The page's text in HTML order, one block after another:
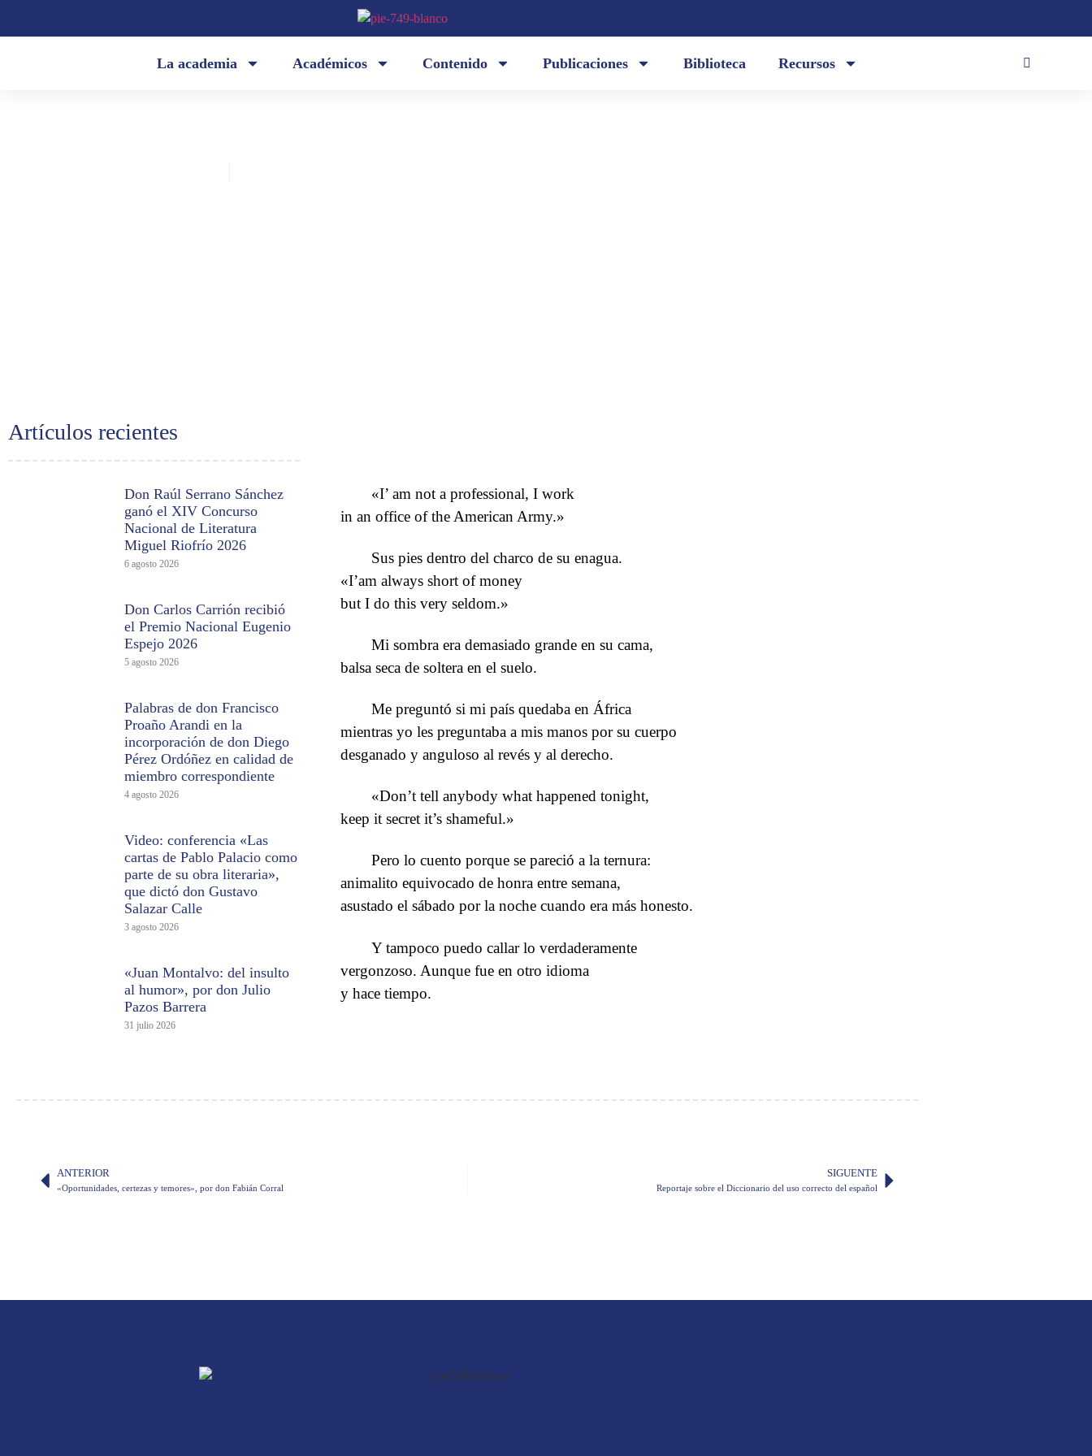
La academia Académicos Contenido Publicaciones Biblioteca Recursos
Artículos recientes
Don Raúl Serrano Sánchez
ganó el XIV Concurso
Nacional de Literatura
Miguel Riofrío 2026
6 agosto 2026
Don Carlos Carrión recibió
el Premio Nacional Eugenio
Espejo 2026
5 agosto 2026
Palabras de don Francisco
Proaño Arandi en la
incorporación de don Diego
Pérez Ordóñez en calidad de
miembro correspondiente
4 agosto 2026
Video: conferencia «Las
cartas de Pablo Palacio como
parte de su obra literaria»,
que dictó don Gustavo
Salazar Calle
3 agosto 2026
«Juan Montalvo: del insulto
al humor», por don Julio
Pazos Barrera
31 julio 2026
«I’ am not a professional, I work
in an office of the American Army.»
Sus pies dentro del charco de su enagua.
«I’am always short of money
but I do this very seldom.»
Mi sombra era demasiado grande en su cama,
balsa seca de soltera en el suelo.
Me preguntó si mi país quedaba en África
mientras yo les preguntaba a mis manos por su cuerpo
desganado y anguloso al revés y al derecho.
«Don’t tell anybody what happened tonight,
keep it secret it’s shameful.»
Pero lo cuento porque se pareció a la ternura:
animalito equivocado de honra entre semana,
asustado el sábado por la noche cuando era más honesto.
Y tampoco puedo callar lo verdaderamente
vergonzoso. Aunque fue en otro idioma
y hace tiempo.
ANTERIOR
«Oportunidades, certezas y temores», por don Fabián Corral
SIGUENTE
Reportaje sobre el Diccionario del uso correcto del español